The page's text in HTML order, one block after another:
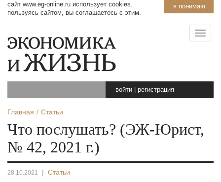
я понимаю
сайт www.eg-online.ru использует cookies.
пользуясь сайтом, вы соглашаетесь с этим.
войти регистрация
Главная Статьи
Что послушать? (ЭЖ-Юрист,
№ 42, 2021 г.)
28.10.2021 | Статьи